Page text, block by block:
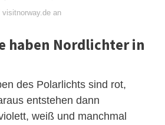
an
haben Nordlichter in
des Polarlichts sind rot,
entstehen dann
weiß und manchmal